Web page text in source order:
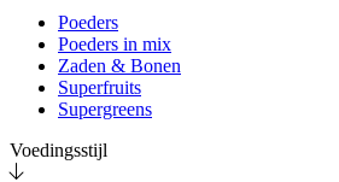
Poeders
Poeders in mix
Zaden & Bonen
Superfruits
Supergreens
Voedingsstijl